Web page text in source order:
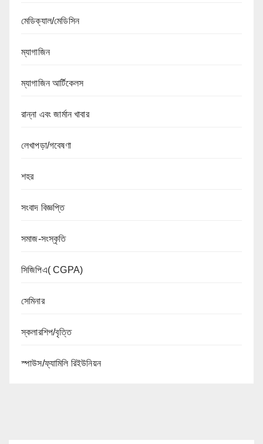
মেডিক্যাল/মেডিসিন
ম্যাগাজিন
ম্যাগাজিন আর্টিকেলস
রান্না এবং জার্মান খাবার
লেখাপড়া/গবেষণা
শহর
সংবাদ বিজ্ঞপ্তি
সমাজ-সংস্কৃতি
সিজিপিএ( CGPA)
সেমিনার
স্কলারশিপ/বৃত্তি
স্পাউস/ফ্যামিলি রিইউনিয়ন